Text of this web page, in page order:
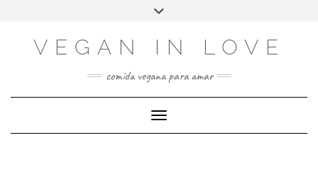
Elegir
cabecera
VEGAN IN LOVE
comida vegana para amar
Cambiar modo de navegación